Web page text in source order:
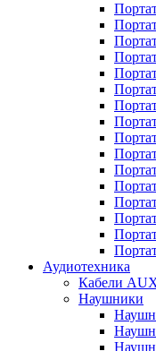
Аудиотехника
Кабели
Наушники